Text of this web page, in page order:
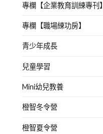
專欄【企業教育訓練專刊】
專欄【職場練功房】
青少年成長
兒童學習
Mini幼兒教養
橙智冬令營
橙智夏令營